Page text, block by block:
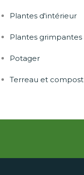
Plantes d'intérieur
Plantes grimpantes
Potager
Terreau et compost